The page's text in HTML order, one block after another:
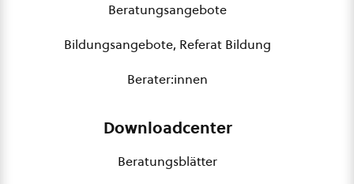
Beratungsangebote
Bildungsangebote, Referat Bildung
Berater:innen
Downloadcenter
Beratungsblätter